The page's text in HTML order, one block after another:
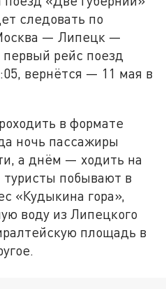
следовать по
— Липецк —
рейс поезд
вернётся — 11 мая в
в формате
ночь пассажиры
а днём — ходить на
туристы побывают в
«Кудыкина гора»,
воду из Липецкого
площадь в